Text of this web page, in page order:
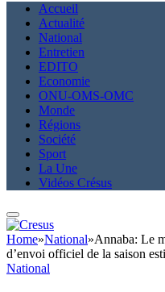
Accueil
Actualité
National
Entretien
EDITO
Economie
ONU-OMS-OMC
Monde
Régions
Société
Sport
La Une
Vidéos Crésus
Home»National»Annaba: Le
d’envoi officiel de la saison
National